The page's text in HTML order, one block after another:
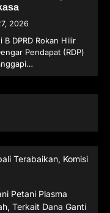
2026
B DPRD Rokan Hilir
Pendapat (RDP)
Terabaikan, Komisi
Petani Plasma
Terkait Dana Ganti